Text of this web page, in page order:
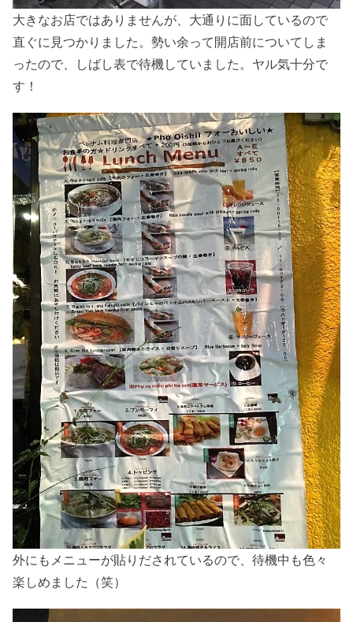
大きなお店ではありませんが、大通りに面しているので
直ぐに見つかりました。勢い余って開店前についてしま
ったので、しばし表で待機していました。ヤル気十分で
す！
外にもメニューが貼りだされているので、待機中も色々
楽しめました（笑）